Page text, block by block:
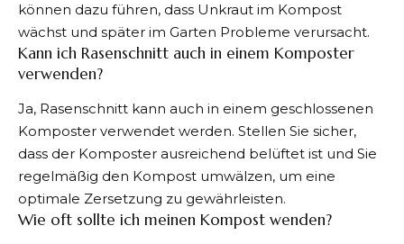
können dazu führen, dass Unkraut im Kompost
wächst und später im Garten Probleme verursacht.
Kann ich Rasenschnitt auch in einem Komposter
verwenden?
Ja, Rasenschnitt kann auch in einem geschlossenen
Komposter verwendet werden. Stellen Sie sicher,
dass der Komposter ausreichend belüftet ist und Sie
regelmäßig den Kompost umwälzen, um eine
optimale Zersetzung zu gewährleisten.
Wie oft sollte ich meinen Kompost wenden?